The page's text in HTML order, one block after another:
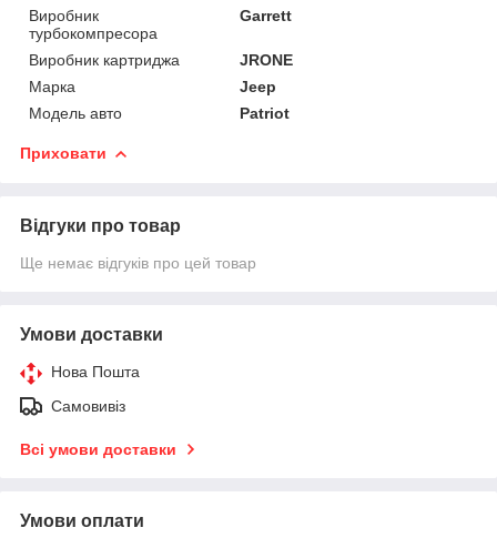
Виробник
турбокомпресора
Garrett
Виробник картриджа
JRONE
Марка
Jeep
Модель авто
Patriot
Приховати
Відгуки про товар
Ще немає відгуків про цей товар
Умови доставки
Нова Пошта
Самовивіз
Всі умови доставки
Умови оплати